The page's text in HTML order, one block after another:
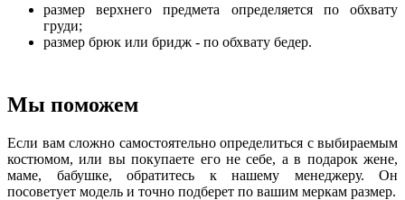
размер верхнего предмета определяется по обхвату
груди;
размер брюк или бридж - по обхвату бедер.
Мы поможем
Если вам сложно самостоятельно определиться с выбираемым
костюмом, или вы покупаете его не себе, а в подарок жене,
маме, бабушке, обратитесь к нашему менеджеру. Он
посоветует модель и точно подберет по вашим меркам размер.